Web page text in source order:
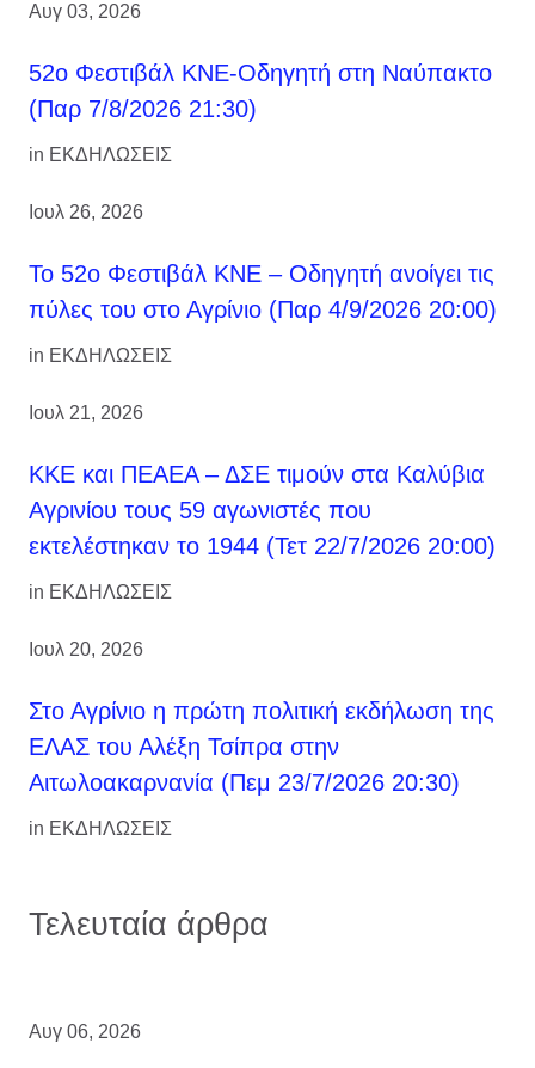
Αυγ 03, 2026
52ο Φεστιβάλ ΚΝΕ-Οδηγητή στη Ναύπακτο
(Παρ 7/8/2026 21:30)
in ΕΚΔΗΛΩΣΕΙΣ
Ιουλ 26, 2026
Το 52ο Φεστιβάλ ΚΝΕ – Οδηγητή ανοίγει τις
πύλες του στο Αγρίνιο (Παρ 4/9/2026 20:00)
in ΕΚΔΗΛΩΣΕΙΣ
Ιουλ 21, 2026
ΚΚΕ και ΠΕΑΕΑ – ΔΣΕ τιμούν στα Καλύβια
Αγρινίου τους 59 αγωνιστές που
εκτελέστηκαν το 1944 (Τετ 22/7/2026 20:00)
in ΕΚΔΗΛΩΣΕΙΣ
Ιουλ 20, 2026
Στο Αγρίνιο η πρώτη πολιτική εκδήλωση της
ΕΛΑΣ του Αλέξη Τσίπρα στην
Αιτωλοακαρνανία (Πεμ 23/7/2026 20:30)
in ΕΚΔΗΛΩΣΕΙΣ
Τελευταία άρθρα
Αυγ 06, 2026